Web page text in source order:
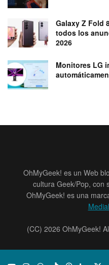
Galaxy Z Fold
todos los
2026
Monitores LG
OhMyGeek! es un Web
cultura Geek/Pop, con
OhMyGeek! es una
(CC) 2026 OhMyGeek!